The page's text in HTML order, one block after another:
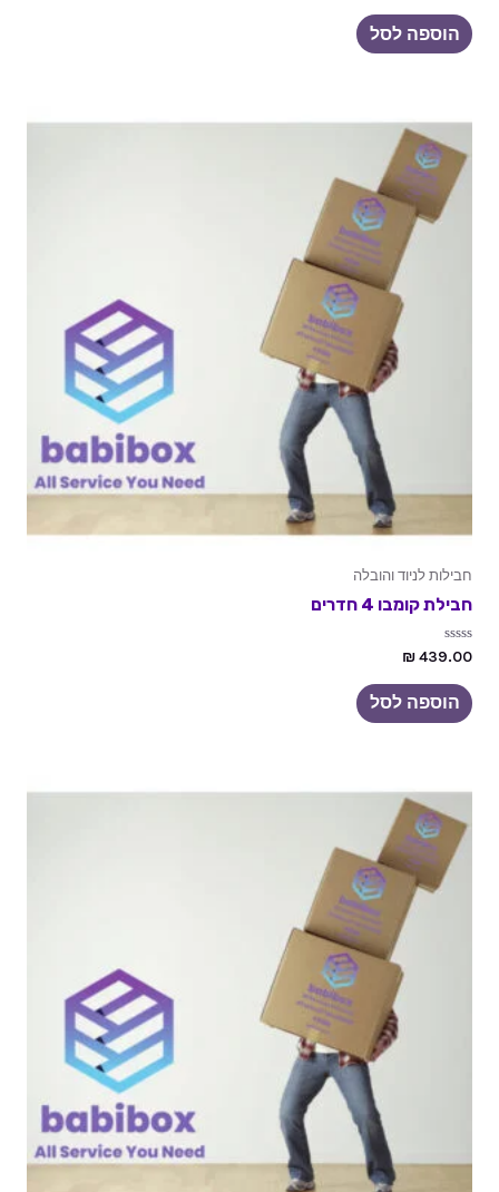
מתוך
5 הוספה לסל
חבילות לניוד והובלה
חבילת קומבו 4 חדרים
דורג
מתוך
5
₪439.00
הוספה לסל